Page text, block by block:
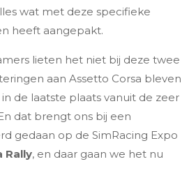
wat met deze specifieke
heeft aangepakt.
lieten het niet bij deze twee
aan Assetto Corsa bleven
de laatste plaats vanuit de zeer
dat brengt ons bij een
gedaan op de SimRacing Expo
Rally, en daar gaan we het nu